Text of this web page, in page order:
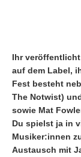
Ihr
auf dem Label,
Fest besteht
The Notwist)
sowie Mat
Du spielst ja in
Musiker:innen
Austausch mit